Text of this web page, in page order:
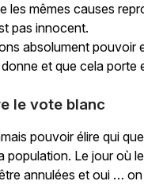
les mêmes causes
pas innocent.
absolument pouvoir
et que cela porte
le vote blanc
pouvoir élire qui
population. Le jour où
annulées et oui …